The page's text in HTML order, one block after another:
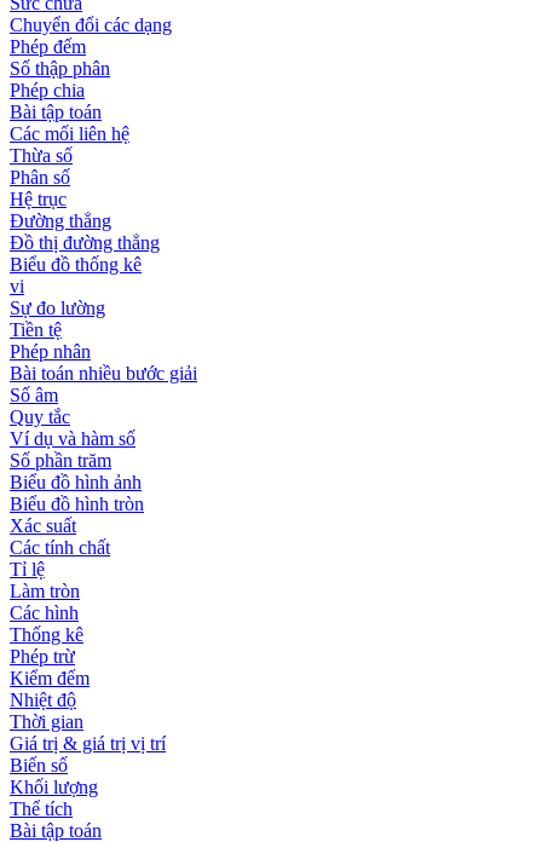
Chuyển đổi các dạng
Phép đếm
Số thập phân
Phép chia
Bài tập toán
Các mối liên hệ
Thừa số
Phân số
Hệ trục
Đường thẳng
Đồ thị đường thẳng
Biểu đồ thống kê
vi
Sự đo lường
Tiền tệ
Phép nhân
Bài toán nhiều bước giải
Số âm
Quy tắc
Ví dụ và hàm số
Số phần trăm
Biểu đồ hình ảnh
Biểu đồ hình tròn
Xác suất
Các tính chất
Tỉ lệ
Làm tròn
Các hình
Thống kê
Phép trừ
Kiểm đếm
Nhiệt độ
Thời gian
Giá trị & giá trị vị trí
Biến số
Khối lượng
Thể tích
Bài tập toán